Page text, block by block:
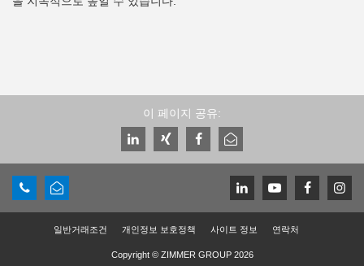
이 페이지 공유:
일반거래조건 개인정보 보호정책 사이트 정보 연락처
Copyright © ZIMMER GROUP 2026